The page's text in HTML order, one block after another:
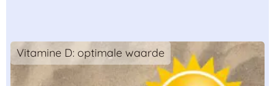
Vitamine D: optimale waarde